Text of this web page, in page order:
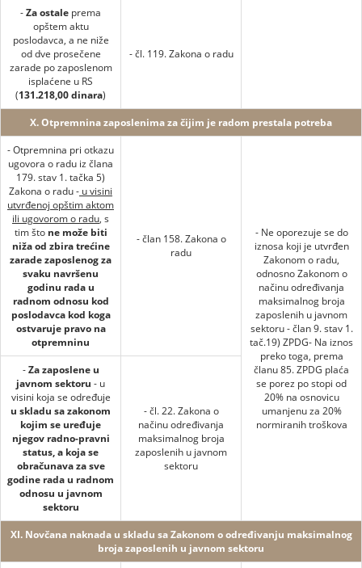
-Za ostale prema
opštem aktu
poslodavca, a ne niže
od dve prosečene
zarade po zaposlenom
isplaćene u RS
(131.218,00dinara)
- čl. 119. Zakona o radu
X. Otpremnina zaposlenima za čijim je radom prestala potreba
- Otpremnina pri otkazu
ugovora o radu iz člana
179. stav 1. tačka 5)
Zakona o radu - u visini
utvrđenoj opštim aktom
ili ugovorom o radu, s
tim štone može biti
niža od zbira trećine
zarade zaposlenog za
svaku navršenu
godinu rada u
radnom odnosu kod
poslodavca kod koga
ostvaruje pravo na
otpremninu
- član 158. Zakona o
radu
- Ne oporezuje se do
iznosa koji je utvrđen
Zakonom o radu,
odnosno Zakonom o
načinu određivanja
maksimalnog broja
zaposlenih u javnom
sektoru - član 9. stav 1.
tač.19) ZPDG- Na iznos
preko toga, prema
članu 85. ZPDG plaća
se porez po stopi od
20% na osnovicu
umanjenu za 20%
normiranih troškova
-Za zaposlene u
javnom sektoru - u
visini koja se određuje
u skladu sa zakonom
kojim se uređuje
njegov radno-pravni
status, a koja se
obračunava za sve
godine rada u radnom
odnosu u javnom
sektoru
- čl. 22. Zakona o
načinu određivanja
maksimalnog broja
zaposlenih u javnom
sektoru
XI. Novčana naknada u skladu sa Zakonom o određivanju maksimalnog
broja zaposlenih u javnom sektoru